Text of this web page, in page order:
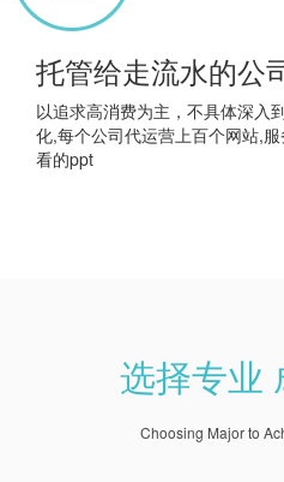
托管给走流水的公
以追求高消费为主，不具体深入
化,每个公司代运营上百个网站,
看的ppt
选择专业
Choosing Major to